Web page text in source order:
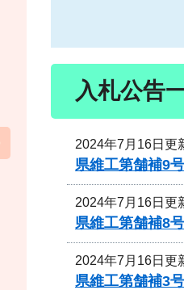
入札公告
2024年7月16日更
県維工第舗補9
2024年7月16日更
県維工第舗補8
2024年7月16日更
県維工第舗補3